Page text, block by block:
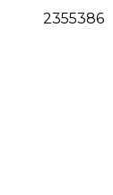
2355386